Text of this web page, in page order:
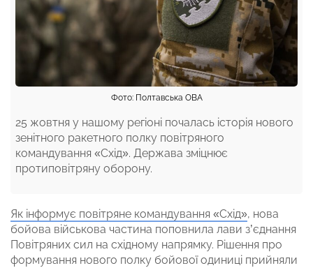
Фото: Полтавська ОВА
25 жовтня у нашому регіоні почалась історія нового
зенітного ракетного полку повітряного
командування «Схід». Держава зміцнює
протиповітряну оборону.
Як інформує повітряне командування «Схід», нова
бойова військова частина поповнила лави з’єднання
Повітряних сил на східному напрямку. Рішення про
формування нового полку бойової одиниці прийняли